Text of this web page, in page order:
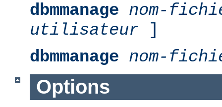
dbmmanage nom-
utilisateur ]
dbmmanage nom-
Options